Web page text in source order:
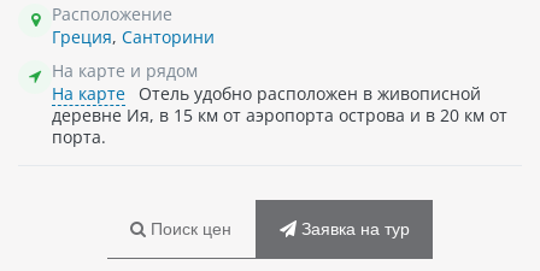
Расположение
Греция, Санторини
На карте и рядом
На карте
Отель удобно расположен в живописной
деревне Ия, в 15 км от аэропорта острова и в 20 км от
порта.
Поиск цен Заявка на тур